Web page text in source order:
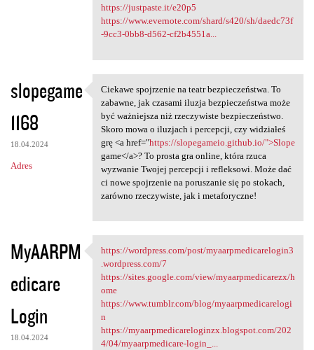
https://justpaste.it/e20p5
https://www.evernote.com/shard/s420/sh/daedc73f
-9cc3-0bb8-d562-cf2b4551a...
slopegame
1168
18.04.2024
Adres
Ciekawe spojrzenie na teatr
Ciekawe spojrzenie na teatr bezpieczeństwa. To
zabawne, jak czasami iluzja bezpieczeństwa może
być ważniejsza niż rzeczywiste bezpieczeństwo.
Skoro mowa o iluzjach i percepcji, czy widziałeś
grę <a href="https://slopegameio.github.io/">Slope
game</a>? To prosta gra online, która rzuca
wyzwanie Twojej percepcji i refleksowi. Może dać
ci nowe spojrzenie na poruszanie się po stokach,
zarówno rzeczywiste, jak i metaforyczne!
MyAARPM
edicare
Login
18.04.2024
https://wordpress.com/post
https://wordpress.com/post/myaarpmedicarelogin3
.wordpress.com/7
https://sites.google.com/view/myaarpmedicarezx/h
ome
https://www.tumblr.com/blog/myaarpmedicarelogi
n
https://myaarpmedicareloginzx.blogspot.com/202
4/04/myaarpmedicare-login_...